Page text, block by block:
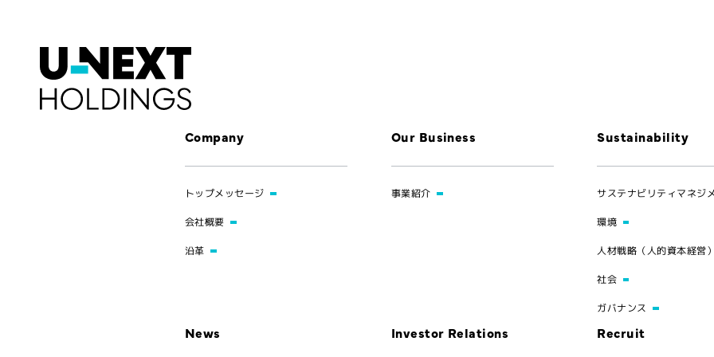
Company
トップメッセージ
会社概要
沿革
Our Business
事業紹介
Sustainability
サステナビリティマネジ
環境
人材戦略（人的資本経営
社会
ガバナンス
News Investor Relations Recruit